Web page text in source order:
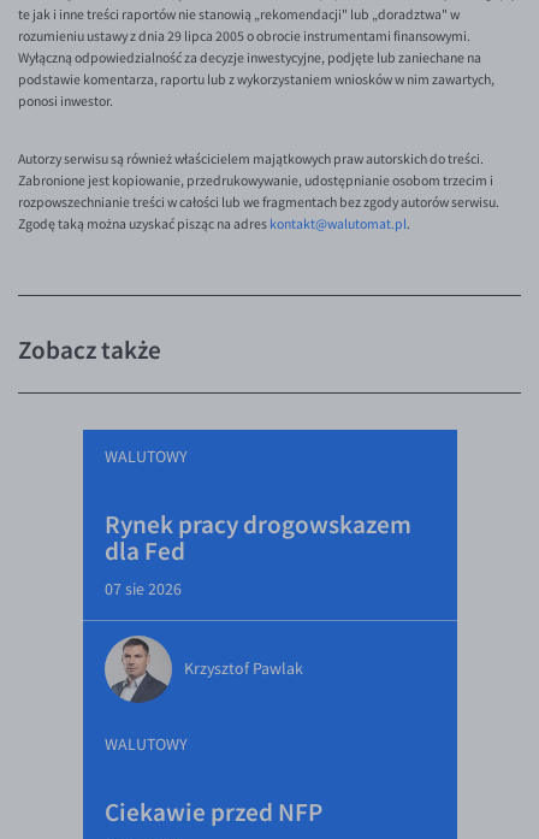
te jak i inne treści raportów nie stanowią „rekomendacji" lub „doradztwa" w
rozumieniu ustawy z dnia 29 lipca 2005 o obrocie instrumentami finansowymi.
Wyłączną odpowiedzialność za decyzje inwestycyjne, podjęte lub zaniechane na
podstawie komentarza, raportu lub z wykorzystaniem wniosków w nim zawartych,
ponosi inwestor.
Autorzy serwisu są również właścicielem majątkowych praw autorskich do treści.
Zabronione jest kopiowanie, przedrukowywanie, udostępnianie osobom trzecim i
rozpowszechnianie treści w całości lub we fragmentach bez zgody autorów serwisu.
Zgodę taką można uzyskać pisząc na adres kontakt@walutomat.pl.
Zobacz także
WALUTOWY
Rynek pracy drogowskazem
dla Fed
07 sie 2026
Krzysztof Pawlak
WALUTOWY
Ciekawie przed NFP